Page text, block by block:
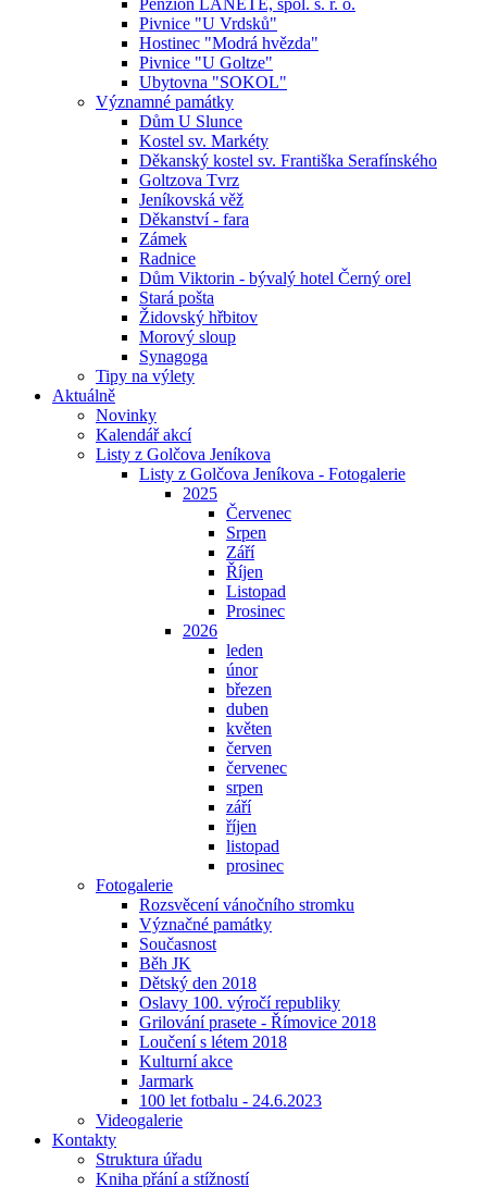
Penzion LANETE, spol. s. r. o.
Pivnice "U Vrdsků"
Hostinec "Modrá hvězda"
Pivnice "U Goltze"
Ubytovna "SOKOL"
Významné památky
Dům U Slunce
Kostel sv. Markéty
Děkanský kostel sv. Františka Serafínského
Goltzova Tvrz
Jeníkovská věž
Děkanství - fara
Zámek
Radnice
Dům Viktorin - bývalý hotel Černý orel
Stará pošta
Židovský hřbitov
Morový sloup
Synagoga
Tipy na výlety
Aktuálně
Novinky
Kalendář akcí
Listy z Golčova Jeníkova
Listy z Golčova Jeníkova - Fotogalerie
2025
Červenec
Srpen
Září
Říjen
Listopad
Prosinec
2026
leden
únor
březen
duben
květen
červen
červenec
srpen
září
říjen
listopad
prosinec
Fotogalerie
Rozsvěcení vánočního stromku
Význačné památky
Současnost
Běh JK
Dětský den 2018
Oslavy 100. výročí republiky
Grilování prasete - Římovice 2018
Loučení s létem 2018
Kulturní akce
Jarmark
100 let fotbalu - 24.6.2023
Videogalerie
Kontakty
Struktura úřadu
Kniha přání a stížností